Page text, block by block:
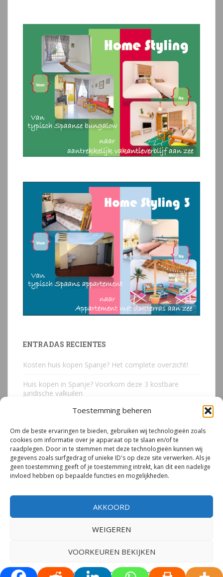
Toestemming beheren
Om de beste ervaringen te bieden, gebruiken wij technologieën zoals
cookies om informatie over je apparaat op te slaan en/of te
raadplegen. Door in te stemmen met deze technologieën kunnen wij
gegevens zoals surfgedrag of unieke ID's op deze site verwerken. Als je
geen toestemming geeft of je toestemming intrekt, kan dit een nadelige
invloed hebben op bepaalde functies en mogelijkheden.
AKKOORD
WEIGEREN
VOORKEUREN BEKIJKEN
ENTRADAS RECIENTES
Kosten huis kopen Spanje? Het complete overzicht!
Huis kopen in Spanje? Voorkom deze 3 kostbare
juridische valkuilen
Due Diligence Spaans vastgoed
Emigreren naar Spanje Expert Call | Illegaal bouwen
door Mirjam van Riet (jan 2026)
Illegale bouw Spanje
Tema por ColorlibDesarrollado porWordPress